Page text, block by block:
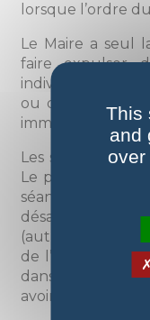
lorsque l’ordre
Le Maire a seul
faire expulser
individu
ou de délit, il
immédiatement
Les séances du
Le public doit
séance, toute
désapprobation
(autre que les
de
dans la partie de
avoir été
This
and
over